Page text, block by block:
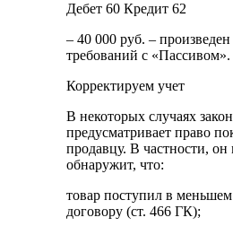
Дебет 60 Кредит 62
– 40 000 руб. –
требований с «Пассивом».
Корректируем учет
В некоторых случаях
предусматривает право
продавцу. В частности, он
обнаружит, что:
товар поступил в
договору (ст. 466 ГК);